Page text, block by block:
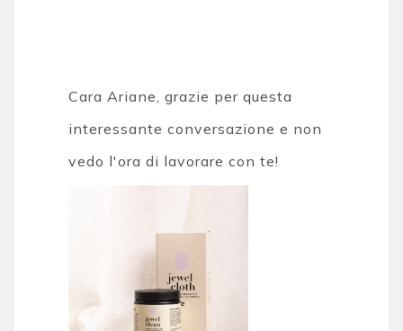
Cara Ariane, grazie per questa
interessante conversazione e non
vedo l'ora di lavorare con te!